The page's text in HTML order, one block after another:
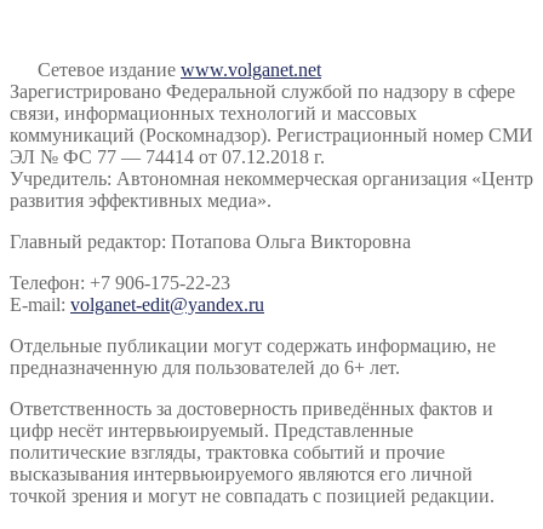
Сетевое издание www.volganet.net
Зарегистрировано Федеральной службой по надзору в сфере
связи, информационных технологий и массовых
коммуникаций (Роскомнадзор). Регистрационный номер СМИ
ЭЛ № ФС 77 — 74414 от 07.12.2018 г.
Учредитель: Автономная некоммерческая организация «Центр
развития эффективных медиа».
Главный редактор: Потапова Ольга Викторовна
Телефон: +7 906-175-22-23
E-mail: volganet-edit@yandex.ru
Отдельные публикации могут содержать информацию, не
предназначенную для пользователей до 6+ лет.
Ответственность за достоверность приведённых фактов и
цифр несёт интервьюируемый. Представленные
политические взгляды, трактовка событий и прочие
высказывания интервьюируемого являются его личной
точкой зрения и могут не совпадать с позицией редакции.